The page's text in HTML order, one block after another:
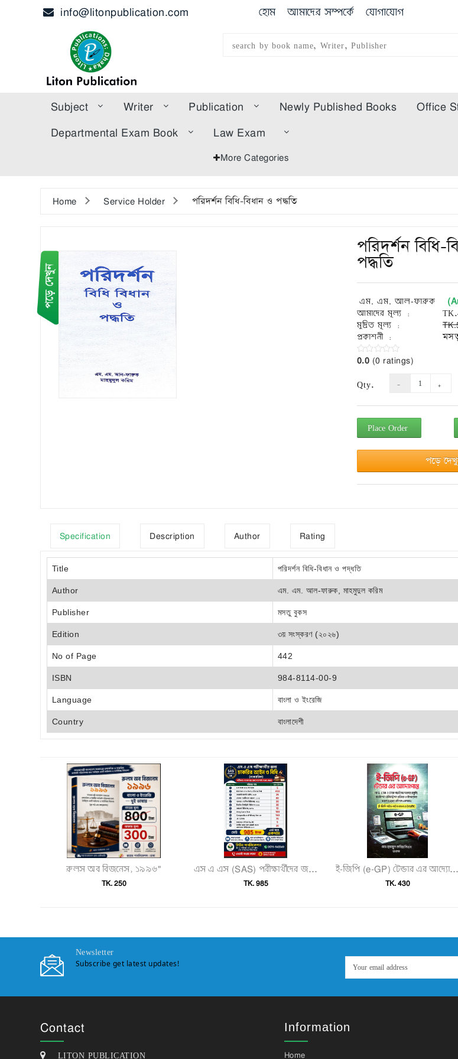
info@litonpublication.com হোম আমাদের সম্পর্কে যোগাযোগ
Subject Writer Publication Newly Published Books Office
Departmental Exam Book
Law Exam
More Categories
Home Service Holder পরিদর্শন বিধি-বিধান ও পদ্ধতি
পরিদর্শন বিধি-
পদ্ধতি
এম. এম. আল-ফারুক
আমাদের মূল্য :
মুদ্রিত মূল্য :
প্রকাশনী :
0.0 (0 ratings)
Qty.
Place Order
Specification Description Author Rating
Title পরিদর্শন বিধি-বিধান ও পদ্ধতি
Author এম. এম. আল-ফারুক, মাহমুদুল করিম
Publisher মসতু বুকস
Edition ৩য় সংস্করণ (২০২৬)
No of Page 442
ISBN 984-8114-00-9
Language বাংলা ও ইংরেজি
Country বাংলাদেশী
রুলস অব বিজনেস, ১৯৯৬"
TK. 250
এস এ এস (SAS) পরীক্ষার্থীদের জন্য চাকরির আইন ও বিধি (ব্যবহারিক)"
TK. 985
ই-জিপি (e-GP) টেন্ডার এর আদ্যোপান্ত"
TK. 430
Newsletter
Subscribe get latest updates!
Contact
LITON PUBLICATION
Information
Home